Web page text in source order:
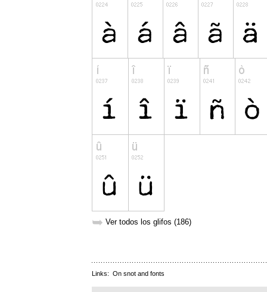
➥ Ver todos los glifos (186)
Links: On snot and fonts